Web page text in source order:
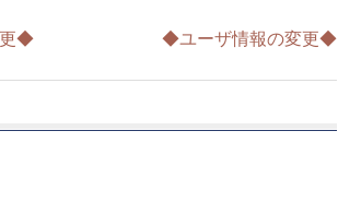
更◆ ◆ユーザ情報の変更◆